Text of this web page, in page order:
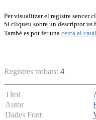
Per visualitzar el registre sencer
Si cliqueu sobre un descriptor us
També es pot fer una cerca al
Registres trobats: 4
Títol
Autor
Dades Font